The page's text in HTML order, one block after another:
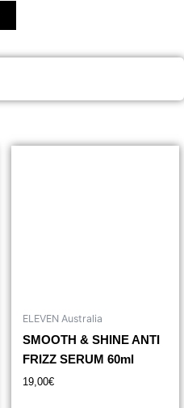
ELEVEN Australia
SMOOTH & SHINE ANTI
FRIZZ SERUM 60ml
19,00€